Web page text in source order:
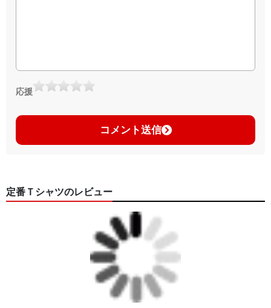
応援
コメント送信
定番Ｔシャツのレビュー